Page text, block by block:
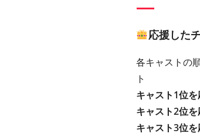
応援した
各キャストの
ト
キャスト1位
キャスト2位
キャスト3位